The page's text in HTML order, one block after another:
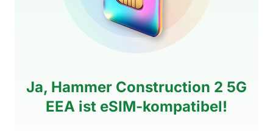
Ja, Hammer Construction 2 5G
EEA ist eSIM-kompatibel!